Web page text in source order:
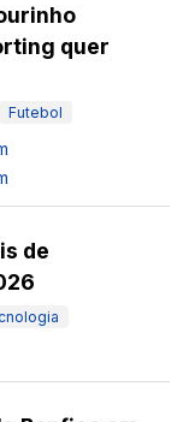
quer
Futebol
de